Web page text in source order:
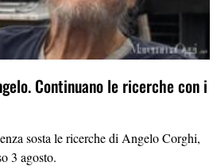
Continuano le ricerche con i
sosta le ricerche di Angelo Corghi,
3 agosto.